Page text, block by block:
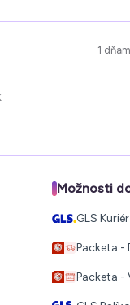
1
Možnosti
GLS Kuriér
Packeta -
Packeta -